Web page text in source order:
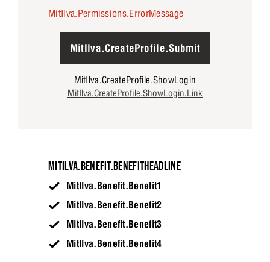
MitIlva.Permissions.ErrorMessage
MitIlva.CreateProfile.Submit
MitIlva.CreateProfile.ShowLogin
MitIlva.CreateProfile.ShowLogin.Link
MITILVA.BENEFIT.BENEFITHEADLINE
MitIlva.Benefit.Benefit1
MitIlva.Benefit.Benefit2
MitIlva.Benefit.Benefit3
MitIlva.Benefit.Benefit4